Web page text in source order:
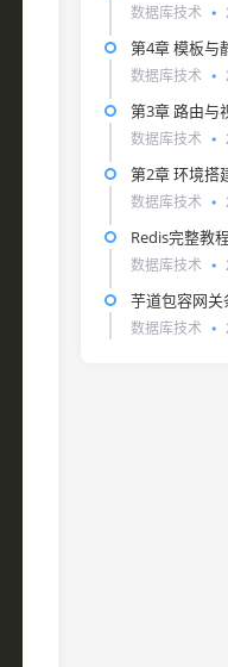
数据库技术
第4章 模板与
数据库技术
第3章 路由与
数据库技术
第2章 环境搭
数据库技术
Redis完整教
数据库技术
芋道包容网
数据库技术